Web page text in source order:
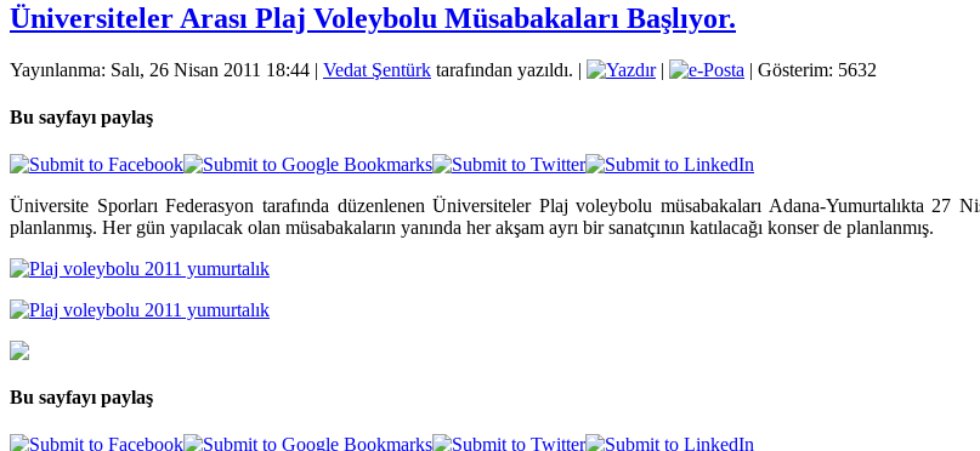
Üniversiteler Arası Plaj Voleybolu Müsabakaları Başlıyor.
Yayınlanma: Salı, 26 Nisan 2011 18:44 | Vedat Şentürk tarafından yazıldı. | | | Gösterim: 5632
Bu sayfayı paylaş
Üniversite Sporları Federasyon tarafında düzenlenen Üniversiteler Plaj voleybolu müsabakaları Adana-Yumurtalıkta 27
planlanmış. Her gün yapılacak olan müsabakaların yanında her akşam ayrı bir sanatçının katılacağı konser de planlanmış.
Bu sayfayı paylaş